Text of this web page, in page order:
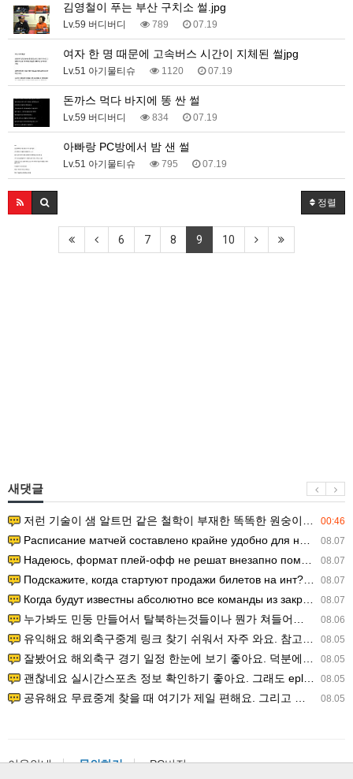
김영철이 푸는 부산 구치소 썰.jpg
Lv.59 버디버디 789 07.19
여자 한 명 때문에 고속버스 시간이 지체된 썰jpg
Lv.51 아기물티슈 1120 07.19
돈까스 먹다 바지에 똥 싼 썰
Lv.59 버디버디 834 07.19
아빠랑 PC방에서 밤 샌 썰
Lv.51 아기물티슈 795 07.19
정렬
6 7 8 9 10
새댓글
00:46
저런 기술이 샘 알트먼 같은 철학이 부재한 똑똑한 원숭이에게 있다는게 문제.
08.07
Расписание матчей составлено крайне удобно для нашего часово…
08.07
Надеюсь, формат плей-офф не решат внезапно поменять. https:/…
08.07
Подскажите, когда стартуют продажи билетов на инт? https://g…
08.07
Когда будут известны абсолютно все команды из закрытых квали…
08.06
누가봐도 민둥 만들어서 탈북하는것들이나 뭔가 쳐들어오는 낌새를 미리 알아차리기 위함이지 저걸 전쟁준비라고 하…
08.05
유익해요 해외축구중계 링크 찾기 쉬워서 자주 와요. 참고로 무료스포츠중계 정보 확인할 때 출처 꼭 체크해요.…
08.05
잘봤어요 해외축구 경기 일정 한눈에 보기 좋아요. 덕분에 epl중계 볼 때 공식 중계 채널 먼저 찾아봐요. …
08.05
괜찮네요 실시간스포츠 정보 확인하기 좋아요. 그래도 epl중계 볼 때 공식 중계 채널 먼저 찾아봐요. 북마크…
08.05
공유해요 무료중계 찾을 때 여기가 제일 편해요. 그리고 무료스포츠중계 정보 확인할 때 출처 꼭 체크해요. 앞…
이용안내 문의하기 PC버전